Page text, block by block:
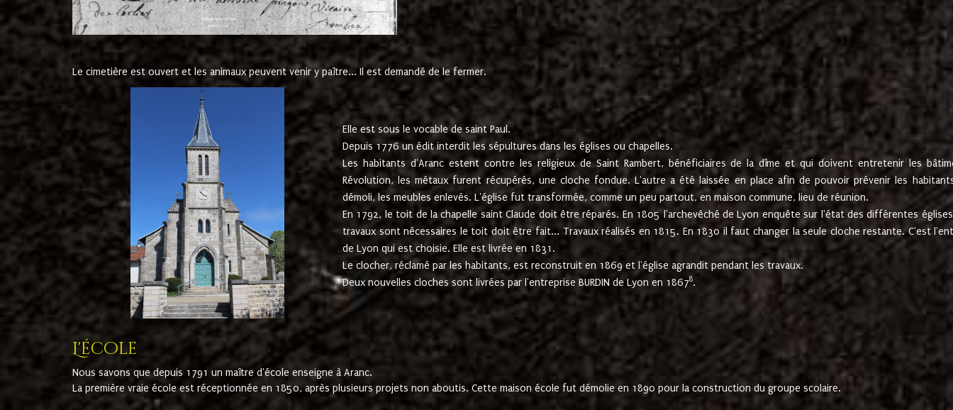
Le cimetière est ouvert et les animaux peuvent venir y paître... Il est demandé de le fermer.
Elle est sous le vocable de saint Paul.
Depuis 1776 un édit interdit les sépultures dans les églises ou chapelles.
Les habitants d'Aranc estent contre les religieux de Saint Rambert, bénéficiaires de la dîme et qui doivent entretenir les
Révolution, les métaux furent récupérés, une cloche fondue. L'autre a été laissée en place afin de pouvoir prévenir les
démoli, les meubles enlevés. L'église fut transformée, comme un peu partout, en maison commune, lieu de réunion.
En 1792, le toit de la chapelle saint Claude doit être réparés. En 1805 l'archevêché de Lyon enquête sur l'état des différentes
travaux sont nécessaires le toit doit être fait... Travaux réalisés en 1815. En 1830 il faut changer la seule cloche restante. C'est
de Lyon qui est choisie. Elle est livrée en 1831.
Le clocher, réclamé par les habitants, est reconstruit en 1869 et l'église agrandit pendant les travaux.
Deux nouvelles cloches sont livrées par l'entreprise BURDIN de Lyon en 18678.
L'école
Nous savons que depuis 1791 un maître d'école enseigne à Aranc.
La première vraie école est réceptionnée en 1850, après plusieurs projets non aboutis. Cette maison école fut démolie en 1890 pour la construction du groupe scolaire.